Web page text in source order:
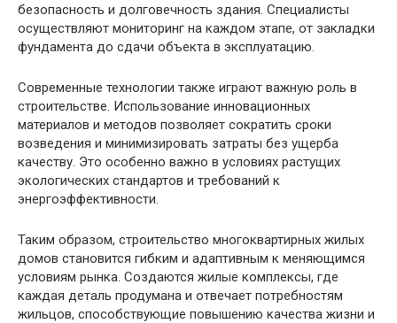
безопасность и долговечность здания. Специалисты
осуществляют мониторинг на каждом этапе, от закладки
фундамента до сдачи объекта в эксплуатацию.
Современные технологии также играют важную роль в
строительстве. Использование инновационных
материалов и методов позволяет сократить сроки
возведения и минимизировать затраты без ущерба
качеству. Это особенно важно в условиях растущих
экологических стандартов и требований к
энергоэффективности.
Таким образом, строительство многоквартирных жилых
домов становится гибким и адаптивным к меняющимся
условиям рынка. Создаются жилые комплексы, где
каждая деталь продумана и отвечает потребностям
жильцов, способствующие повышению качества жизни и